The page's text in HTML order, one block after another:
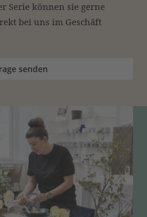
Serie können sie gerne
bei uns im Geschäft
senden